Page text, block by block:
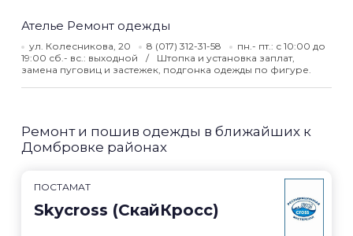
Ателье Ремонт одежды
ул. Колесникова, 20 8 (017) 312-31-58
пн.- пт.: с 10:00 до
19:00 сб.- вс.: выходной
Штопка и установка заплат,
замена пуговиц и застежек, подгонка одежды по фигуре.
Ремонт и пошив одежды в ближайших к
Домбровке районах
ПОСТАМАТ
Skycross (СкайКросс)